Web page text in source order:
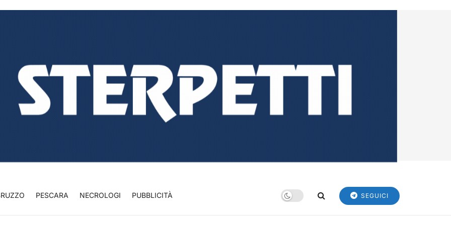
PESCARA NECROLOGI PUBBLICITÀ SEGUICI